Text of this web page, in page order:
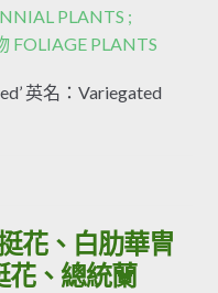
PLANTS ;
FOLIAGE PLANTS
英名：Variegated
花、白肋華冑
花、總統蘭